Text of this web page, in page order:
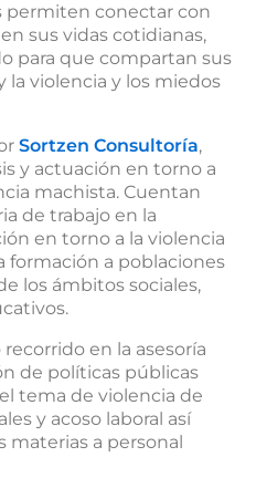
permiten conectar con
sus vidas cotidianas,
para que compartan sus
la violencia y los miedos
Sortzen Consultoría,
y actuación en torno a
machista. Cuentan
de trabajo en la
en torno a la violencia
formación a poblaciones
los ámbitos sociales,
en la asesoría
de políticas públicas
tema de violencia de
y acoso laboral así
a personal